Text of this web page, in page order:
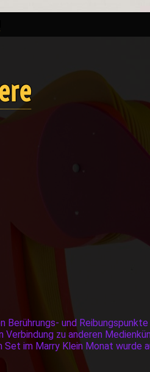
und
zu anderen
im Marry Klein Monat wurde